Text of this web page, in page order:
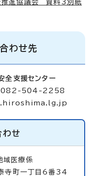
推進協議会 資料3別紙
わせ先
全支援センター
082-504-2258
わせ
域医療係
町一丁目6番34